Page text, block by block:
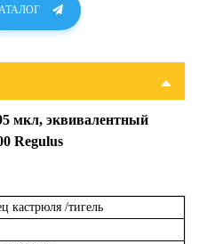
мкл, эквивалентный
Regulus
кастрюля /тигель